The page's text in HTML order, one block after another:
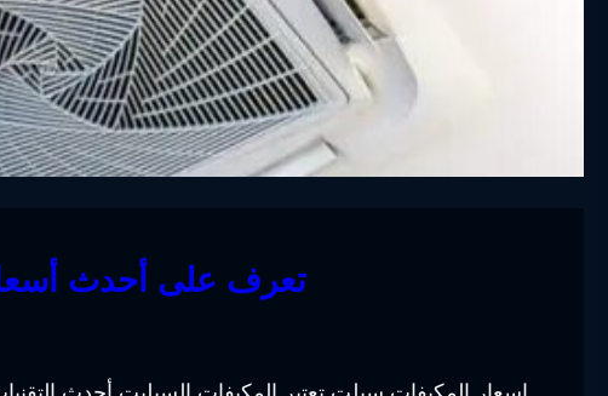
تعرف على أحدث